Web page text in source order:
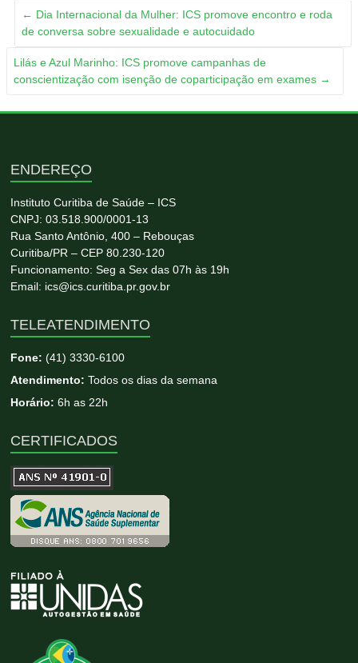
← Dia Internacional da Mulher: ICS promove encontro e roda
de conversa sobre sexualidade e autocuidado
Lilás e Azul Marinho: ICS promove campanhas de
conscientização com isenção de coparticipação em exames →
ENDEREÇO
Instituto Curitiba de Saúde – ICS
CNPJ: 03.518.900/0001-13
Rua Santo Antônio, 400 – Rebouças
Curitiba/PR – CEP 80.230-120
Funcionamento: Seg a Sex das 07h às 19h
Email: ics@ics.curitiba.pr.gov.br
TELEATENDIMENTO
Fone:(41) 3330-6100
Atendimento: Todos os dias da semana
Horário: 6h as 22h
CERTIFICADOS